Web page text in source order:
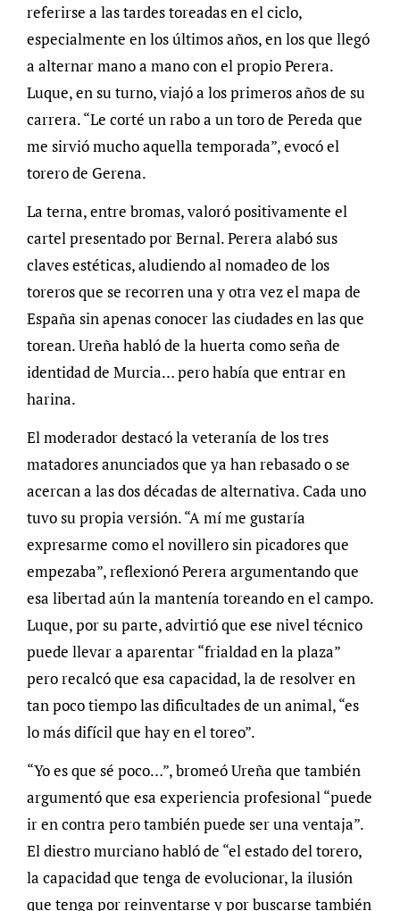
referirse a las tardes toreadas en el ciclo,
especialmente en los últimos años, en los que llegó
a alternar mano a mano con el propio Perera.
Luque, en su turno, viajó a los primeros años de su
carrera. “Le corté un rabo a un toro de Pereda que
me sirvió mucho aquella temporada”, evocó el
torero de Gerena.
La terna, entre bromas, valoró positivamente el
cartel presentado por Bernal. Perera alabó sus
claves estéticas, aludiendo al nomadeo de los
toreros que se recorren una y otra vez el mapa de
España sin apenas conocer las ciudades en las que
torean. Ureña habló de la huerta como seña de
identidad de Murcia… pero había que entrar en
harina.
El moderador destacó la veteranía de los tres
matadores anunciados que ya han rebasado o se
acercan a las dos décadas de alternativa. Cada uno
tuvo su propia versión. “A mí me gustaría
expresarme como el novillero sin picadores que
empezaba”, reflexionó Perera argumentando que
esa libertad aún la mantenía toreando en el campo.
Luque, por su parte, advirtió que ese nivel técnico
puede llevar a aparentar “frialdad en la plaza”
pero recalcó que esa capacidad, la de resolver en
tan poco tiempo las dificultades de un animal, “es
lo más difícil que hay en el toreo”.
“Yo es que sé poco…”, bromeó Ureña que también
argumentó que esa experiencia profesional “puede
ir en contra pero también puede ser una ventaja”.
El diestro murciano habló de “el estado del torero,
la capacidad que tenga de evolucionar, la ilusión
que tenga por reinventarse y por buscarse también